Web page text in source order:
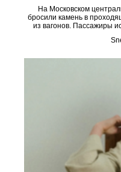
На Московском
бросили камень в
из вагонов. Пассажиры